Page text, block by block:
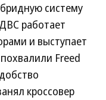
систему
работает
и выступает
Freed
кроссовер